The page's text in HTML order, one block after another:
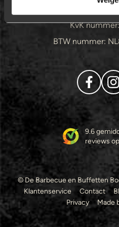
KvK
BTW nummer:
9.6
reviews
© De Barbecue en Buffetten
Klantenservice
Contact
Privacy
Made